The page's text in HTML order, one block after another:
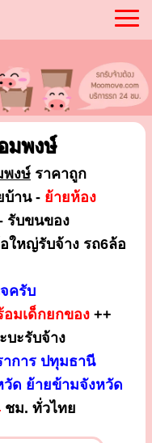
มพงษ์
พงษ์ ราคาถูก
บ้าน - ย้ายห้อง
รับขนของ
ใหญ่รับจ้าง รถ6ล้อ
ครับ
อมเด็กยกของ++
บะรับจ้าง
การ ปทุมธานี
ด ย้ายข้ามจังหวัด
ชม. ทั่วไทย